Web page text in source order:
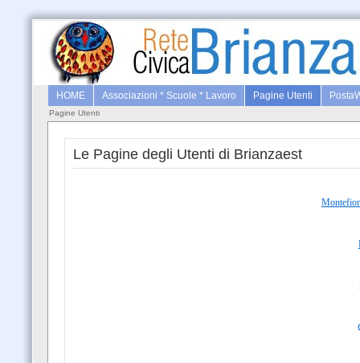
HOME Associazioni * Scuole * Lavoro Pagine Utenti
Pagine Utenti
Le Pagine degli Utenti di Brianzaest